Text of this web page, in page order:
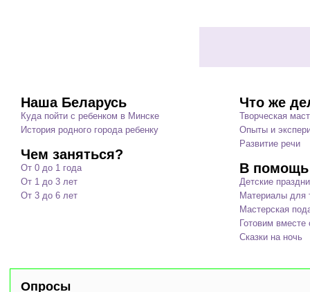
Наша Беларусь
Куда пойти с ребенком в Минске
История родного города ребенку
Чем заняться?
От 0 до 1 года
От 1 до 3 лет
От 3 до 6 лет
Что же
Творческая
Опыты и
Развитие речи
В
Детские
Материалы для
Мастерская
Готовим вместе
Сказки на ночь
Опросы